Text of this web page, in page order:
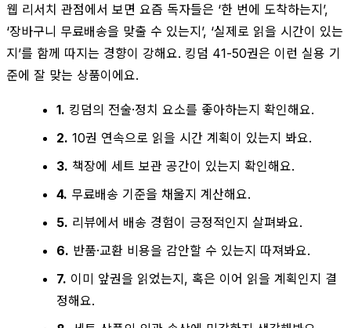
웹 리서치 관점에서 보면 요즘 독자들은 ‘한 번에 도착하는지’,
‘장바구니 무료배송을 맞출 수 있는지’, ‘실제로 읽을 시간이 있는
지’를 함께 따지는 경향이 강해요. 킹덤 41-50권은 이런 실용 기
준에 잘 맞는 상품이에요.
1. 킹덤의 전술·정치 요소를 좋아하는지 확인해요.
2. 10권 연속으로 읽을 시간 계획이 있는지 봐요.
3. 책장에 세트 보관 공간이 있는지 확인해요.
4. 무료배송 기준을 채울지 계산해요.
5. 리뷰에서 배송 경험이 긍정적인지 살펴봐요.
6. 반품·교환 비용을 감안할 수 있는지 따져봐요.
7. 이미 앞권을 읽었는지, 혹은 이어 읽을 계획인지 결
정해요.